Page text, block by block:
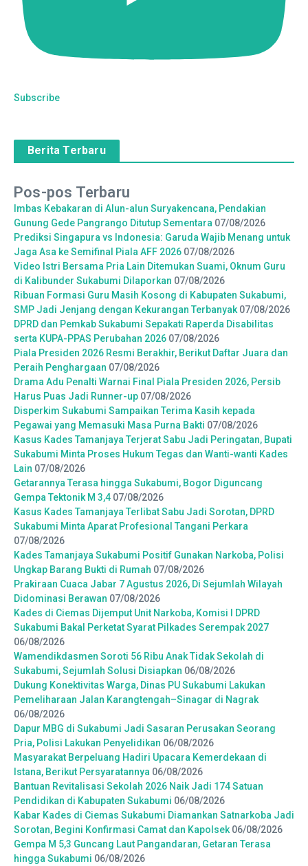
Subscribe
Berita Terbaru
Pos-pos Terbaru
Imbas Kebakaran di Alun-alun Suryakencana, Pendakian
Gunung Gede Pangrango Ditutup Sementara 07/08/2026
Prediksi Singapura vs Indonesia: Garuda Wajib Menang untuk
Jaga Asa ke Semifinal Piala AFF 2026 07/08/2026
Video Istri Bersama Pria Lain Ditemukan Suami, Oknum Guru
di Kalibunder Sukabumi Dilaporkan 07/08/2026
Ribuan Formasi Guru Masih Kosong di Kabupaten Sukabumi,
SMP Jadi Jenjang dengan Kekurangan Terbanyak 07/08/2026
DPRD dan Pemkab Sukabumi Sepakati Raperda Disabilitas
serta KUPA-PPAS Perubahan 2026 07/08/2026
Piala Presiden 2026 Resmi Berakhir, Berikut Daftar Juara dan
Peraih Penghargaan 07/08/2026
Drama Adu Penalti Warnai Final Piala Presiden 2026, Persib
Harus Puas Jadi Runner-up 07/08/2026
Disperkim Sukabumi Sampaikan Terima Kasih kepada
Pegawai yang Memasuki Masa Purna Bakti 07/08/2026
Kasus Kades Tamanjaya Terjerat Sabu Jadi Peringatan, Bupati
Sukabumi Minta Proses Hukum Tegas dan Wanti-wanti Kades
Lain 07/08/2026
Getarannya Terasa hingga Sukabumi, Bogor Diguncang
Gempa Tektonik M 3,4 07/08/2026
Kasus Kades Tamanjaya Terlibat Sabu Jadi Sorotan, DPRD
Sukabumi Minta Aparat Profesional Tangani Perkara
07/08/2026
Kades Tamanjaya Sukabumi Positif Gunakan Narkoba, Polisi
Ungkap Barang Bukti di Rumah 07/08/2026
Prakiraan Cuaca Jabar 7 Agustus 2026, Di Sejumlah Wilayah
Didominasi Berawan 07/08/2026
Kades di Ciemas Dijemput Unit Narkoba, Komisi I DPRD
Sukabumi Bakal Perketat Syarat Pilkades Serempak 2027
06/08/2026
Wamendikdasmen Soroti 56 Ribu Anak Tidak Sekolah di
Sukabumi, Sejumlah Solusi Disiapkan 06/08/2026
Dukung Konektivitas Warga, Dinas PU Sukabumi Lakukan
Pemeliharaan Jalan Karangtengah–Sinagar di Nagrak
06/08/2026
Dapur MBG di Sukabumi Jadi Sasaran Perusakan Seorang
Pria, Polisi Lakukan Penyelidikan 06/08/2026
Masyarakat Berpeluang Hadiri Upacara Kemerdekaan di
Istana, Berikut Persyaratannya 06/08/2026
Bantuan Revitalisasi Sekolah 2026 Naik Jadi 174 Satuan
Pendidikan di Kabupaten Sukabumi 06/08/2026
Kabar Kades di Ciemas Sukabumi Diamankan Satnarkoba Jadi
Sorotan, Begini Konfirmasi Camat dan Kapolsek 06/08/2026
Gempa M 5,3 Guncang Laut Pangandaran, Getaran Terasa
hingga Sukabumi 06/08/2026